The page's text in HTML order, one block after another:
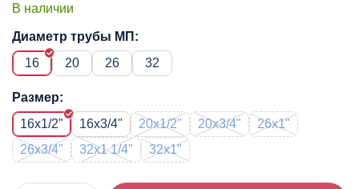
В наличии
Диаметр трубы МП:
16
20 26 32
Размер:
16x1/2"
16x3/4" 20x1/2" 20x3/4"
26x1"
26x3/4"
32x1 1/4" 32x1"